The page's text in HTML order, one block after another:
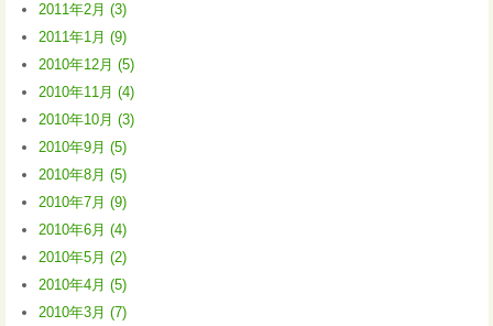
2011年2月 (3)
2011年1月 (9)
2010年12月 (5)
2010年11月 (4)
2010年10月 (3)
2010年9月 (5)
2010年8月 (5)
2010年7月 (9)
2010年6月 (4)
2010年5月 (2)
2010年4月 (5)
2010年3月 (7)